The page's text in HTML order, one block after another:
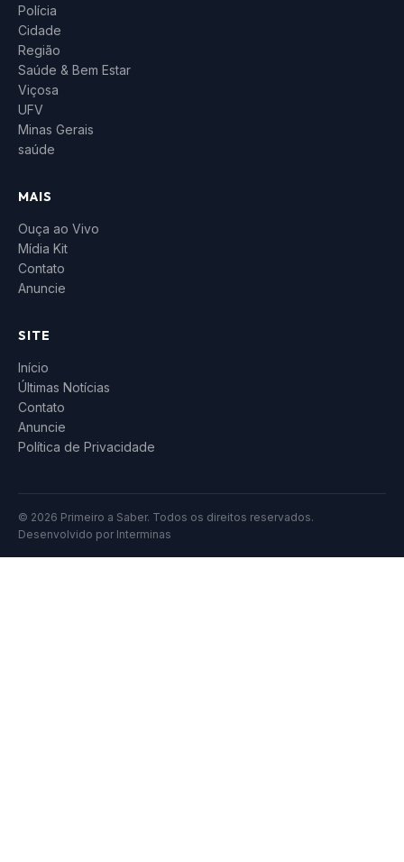
Polícia
Cidade
Região
Saúde & Bem Estar
Viçosa
UFV
Minas Gerais
saúde
MAIS
Ouça ao Vivo
Mídia Kit
Contato
Anuncie
SITE
Início
Últimas Notícias
Contato
Anuncie
Política de Privacidade
© 2026 Primeiro a Saber. Todos os direitos reservados.
Desenvolvido por Interminas